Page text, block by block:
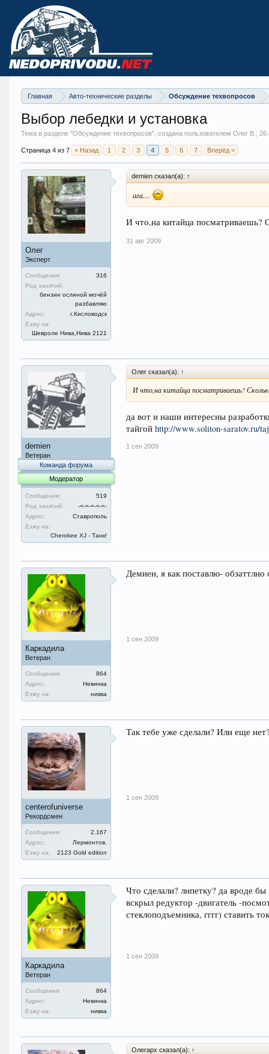
Главная Авто-технические разделы Обсуждение техвопросов
Выбор лебедки и установка
Тема в разделе "Обсуждение техвопросов", создана пользователем Олег В., 26
Страница 4 из 7 < Назад 1 2 3 4 5 6 7 Вперёд >
Олег
Эксперт
Сообщения:
316
Род занятий:
бензин ослиной мочёй
разбавляю
Адрес:
г.Кисловодск
Езжу на:
Шевроле Нива,Нива 2121
demien сказал(а): ↑
ага....
И что,на китайца посматриваешь?
31 авг 2009
demien
Ветеран
Команда форума
Модератор
Сообщения:
519
Род занятий:
-=-=-=-=-=-
Адрес:
Ставрополь
Езжу на:
Cherokee XJ - Танк!
Олег сказал(а): ↑
И что,на китайца посматриваешь?
да вот и наши интересны
тайгой http://www.soliton-saratov.ru/
1 сен 2009
Каркадила
Ветеран
Сообщения:
864
Адрес:
Невинка
Езжу на:
нивка
Демиен, я как поставлю-
1 сен 2009
centerofuniverse
Рекордсмен
Сообщения:
2.167
Адрес:
Лермонтов.
Езжу на:
2123 Gold edition
Так тебе уже сделали? Или еще
1 сен 2009
Каркадила
Ветеран
Сообщения:
864
Адрес:
Невинка
Езжу на:
нивка
Что сделали? липетку? да вроде
вскрыл редуктор -двигатель -
стеклоподъемника, гггг) ставить
1 сен 2009
Олегарх сказал(а): ↑